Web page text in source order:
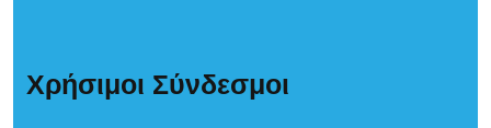
Χρήσιμοι Σύνδεσμοι